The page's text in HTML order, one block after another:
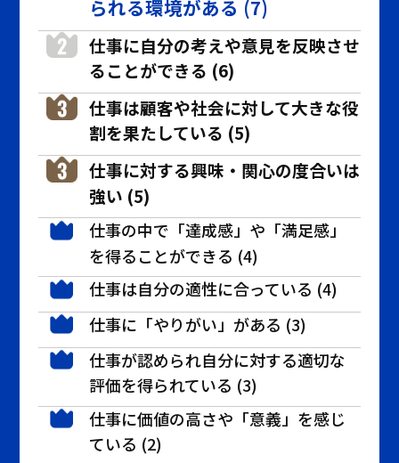
られる環境がある (7)
仕事に自分の考えや意見を反映させ
ることができる (6)
仕事は顧客や社会に対して大きな役
割を果たしている (5)
仕事に対する興味・関心の度合いは
強い (5)
仕事の中で「達成感」や「満足感」
を得ることができる (4)
仕事は自分の適性に合っている (4)
仕事に「やりがい」がある (3)
仕事が認められ自分に対する適切な
評価を得られている (3)
仕事に価値の高さや「意義」を感じ
ている (2)